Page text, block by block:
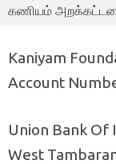
கணியம்
Kaniyam
Account
Union Bank Of
West